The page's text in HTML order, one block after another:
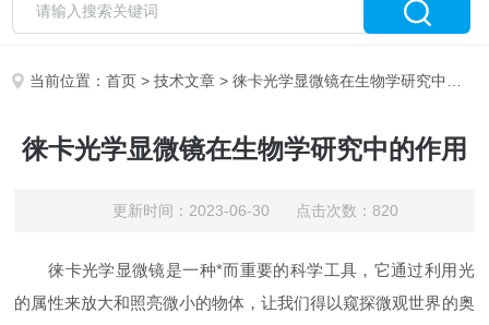
当前位置：首页 >技术文章 > 徕卡光学显微镜在生物学研究中的作用
徕卡光学显微镜在生物学研究中的作用
更新时间：2023-06-30 点击次数：820
徕卡光学显微镜是一种*而重要的科学工具，它通过利用光
的属性来放大和照亮微小的物体，让我们得以窥探微观世界的奥